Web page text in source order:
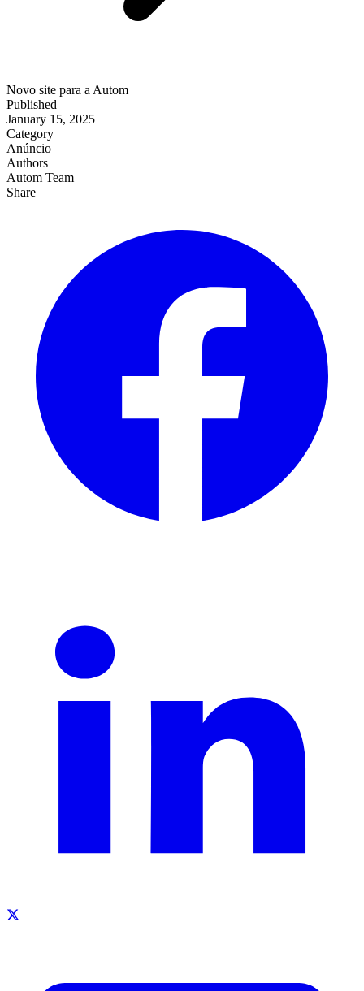
Novo site para a Autom
Published
January 15, 2025
Category
Anúncio
Authors
Autom Team
Share